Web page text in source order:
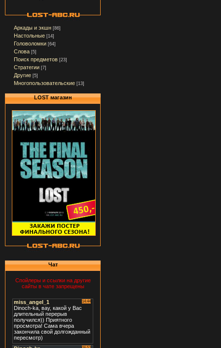
Аркады и экшн [86]
Настольные [14]
Головоломки [64]
Слова [5]
Поиск предметов [23]
Стратегии [7]
Другие [5]
Многопользовательские [13]
LOST магазин
Чат
Спойлеры и ссылки на другие
сайты в чате запрещены